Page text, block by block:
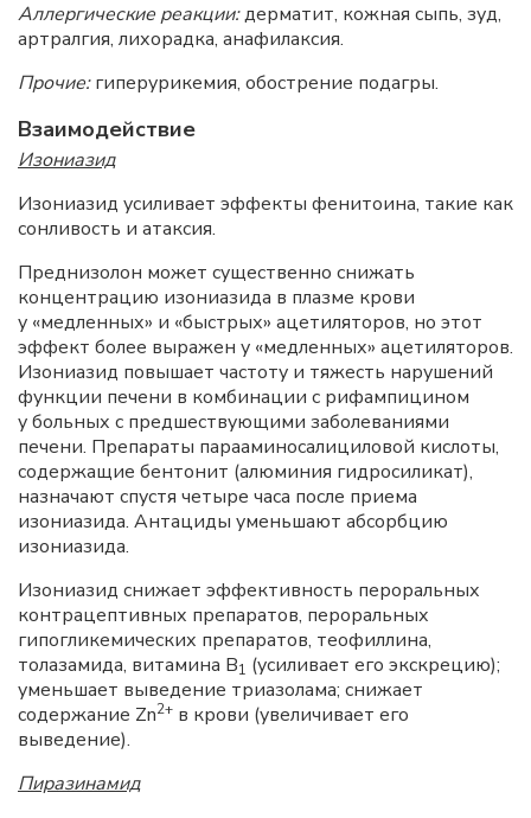
Аллергические реакции:дерматит, кожная сыпь, зуд,
артралгия, лихорадка, анафилаксия.
Прочие:гиперурикемия, обострение подагры.
Взаимодействие
Изониазид
Изониазид усиливает эффекты фенитоина, такие как
сонливость и атаксия.
Преднизолон может существенно снижать
концентрацию изониазида в плазме крови
у «медленных» и «быстрых» ацетиляторов, но этот
эффект более выражен у «медленных» ацетиляторов.
Изониазид повышает частоту и тяжесть нарушений
функции печени в комбинации с рифампицином
у больных с предшествующими заболеваниями
печени. Препараты парааминосалициловой кислоты,
содержащие бентонит (алюминия гидросиликат),
назначают спустя четыре часа после приема
изониазида. Антациды уменьшают абсорбцию
изониазида.
Изониазид снижает эффективность пероральных
контрацептивных препаратов, пероральных
гипогликемических препаратов, теофиллина,
толазамида, витамина B1 (усиливает его экскрецию);
уменьшает выведение триазолама; снижает
содержание Zn2+ в крови (увеличивает его
выведение).
Пиразинамид